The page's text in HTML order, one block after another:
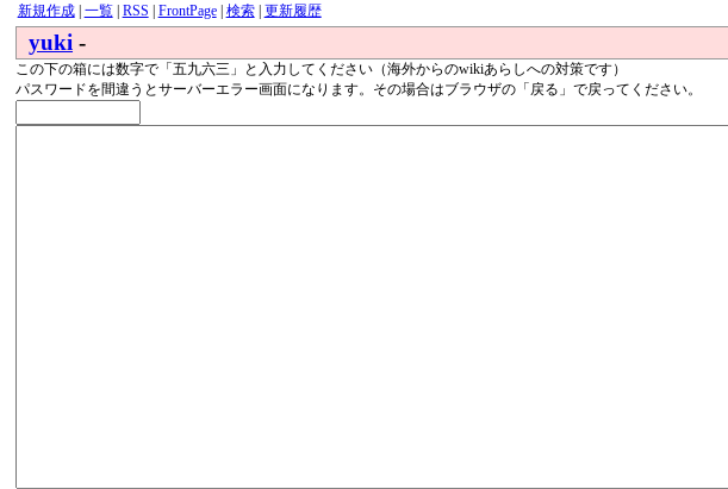
新規作成| 一覧| RSS FrontPage| 検索| 更新履歴
yuki -
この下の箱には数字で「五九六三」と入力してください（海外からのwikiあらしへの対策です）
パスワードを間違うとサーバーエラー画面になります。その場合はブラウザの「戻る」で戻ってください。